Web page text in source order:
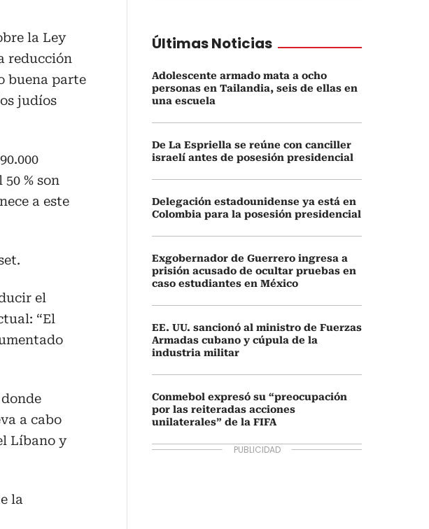
la Ley
reducción
buena parte
judíos
% son
a este
el
“El
a cabo
Líbano y
la
Últimas Noticias
Adolescente armado mata a ocho
personas en Tailandia, seis de ellas en
una escuela
De La Espriella se reúne con canciller
israelí antes de posesión presidencial
Delegación estadounidense ya está en
Colombia para la posesión presidencial
Exgobernador de Guerrero ingresa a
prisión acusado de ocultar pruebas en
caso estudiantes en México
EE. UU. sancionó al ministro de Fuerzas
Armadas cubano y cúpula de la
industria militar
Conmebol expresó su “preocupación
por las reiteradas acciones
unilaterales” de la FIFA